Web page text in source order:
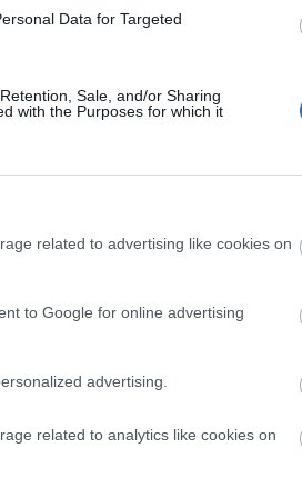
Data for Targeted
Sale, and/or Sharing
with the Purposes for which it
related to advertising like cookies on
to Google for online advertising
advertising.
related to analytics like cookies on
τιςειδήσειςαπό την
15:30
15:12